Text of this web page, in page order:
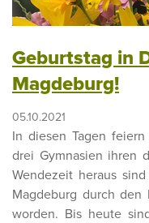
Geburtstag in
Magdeburg!
05.10.2021
In diesen Tagen
drei Gymnasien ihren
Wendezeit heraus
Magdeburg durch den
worden. Bis heute